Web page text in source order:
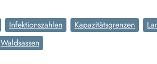
Infektionszahlen Kapazitätsgrenzen
Waldsassen